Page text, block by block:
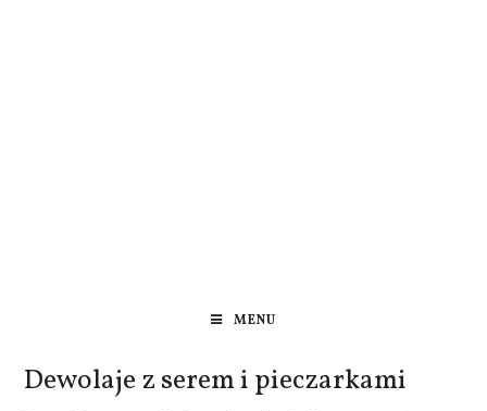
MENU
Dewolaje z serem i pieczarkami